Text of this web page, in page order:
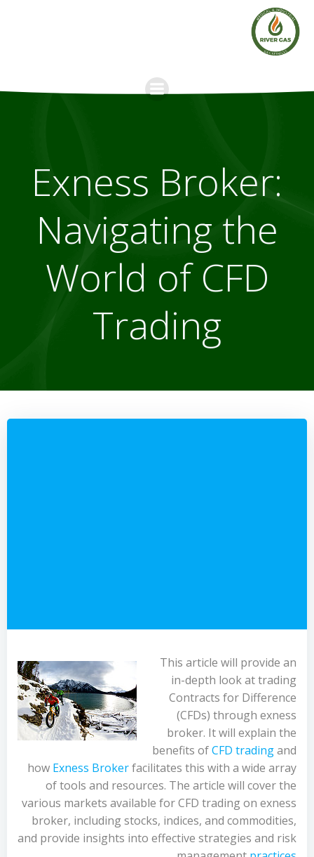
Exness Broker:
Navigating the
World of CFD
Trading
This article will provide an
in-depth look at trading
Contracts for Difference
(CFDs) through exness
broker. It will explain the
benefits ofCFD tradingand
how Exness Brokerfacilitates this with a wide array
of tools and resources. The article will cover the
various markets available for CFD trading on exness
broker, including stocks, indices, and commodities,
and provide insights into effective strategies and risk